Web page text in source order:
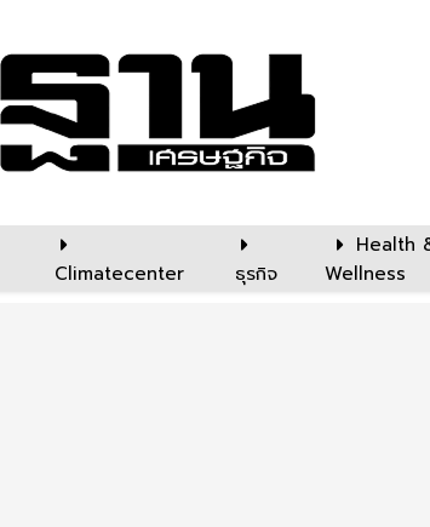
Climatecenter ธุรกิจ
Health
Wellness